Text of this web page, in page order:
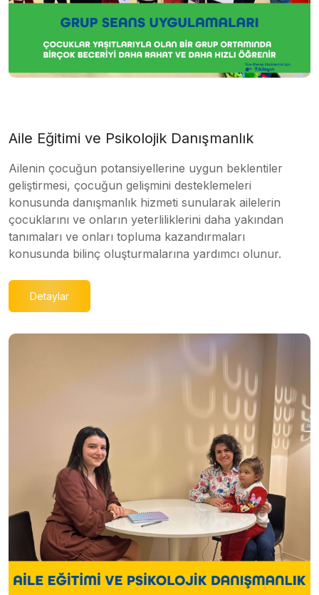
Aile Eğitimi ve Psikolojik Danışmanlık
Ailenin çocuğun potansiyellerine uygun beklentiler
geliştirmesi, çocuğun gelişmini desteklemeleri
konusunda danışmanlık hizmeti sunularak ailelerin
çocuklarını ve onların yeterliliklerini daha yakından
tanımaları ve onları topluma kazandırmaları
konusunda bilinç oluşturmalarına yardımcı olunur.
Detaylar